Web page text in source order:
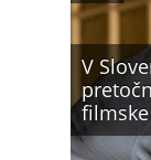
V